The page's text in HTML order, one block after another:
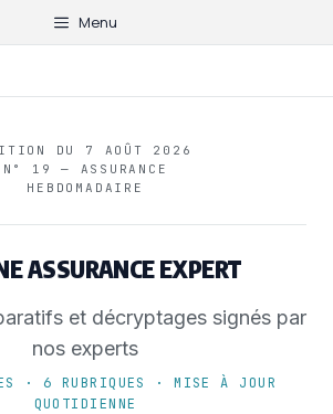
Menu
DU 7 AOÛT 2026
N° 19 — ASSURANCE
HEBDOMADAIRE
ASSURANCE EXPERT
et décryptages signés par
nos experts
· 6 RUBRIQUES · MISE À JOUR
QUOTIDIENNE